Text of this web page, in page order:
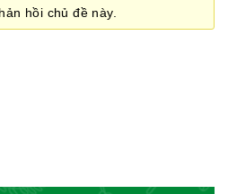
hồi chủ đề này.